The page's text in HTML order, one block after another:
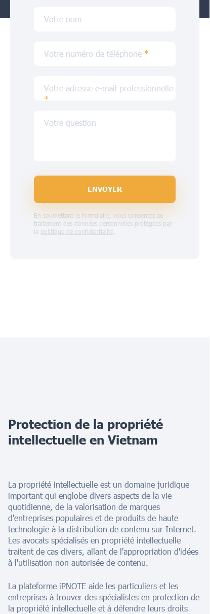
Votre nom
Votre numéro de téléphone *
Votre adresse e-mail professionnelle
*
Votre question
ENVOYER
En soumettant le formulaire, vous consentez au
traitement des données personnelles protégées par
la politique de confidentialité.
Protection de la propriété
intellectuelle en Vietnam
La propriété intellectuelle est un domaine juridique
important qui englobe divers aspects de la vie
quotidienne, de la valorisation de marques
d'entreprises populaires et de produits de haute
technologie à la distribution de contenu sur Internet.
Les avocats spécialisés en propriété intellectuelle
traitent de cas divers, allant de l'appropriation d'idées
à l'utilisation non autorisée de contenu.
La plateforme iPNOTE aide les particuliers et les
entreprises à trouver des spécialistes en protection de
la propriété intellectuelle et à défendre leurs droits